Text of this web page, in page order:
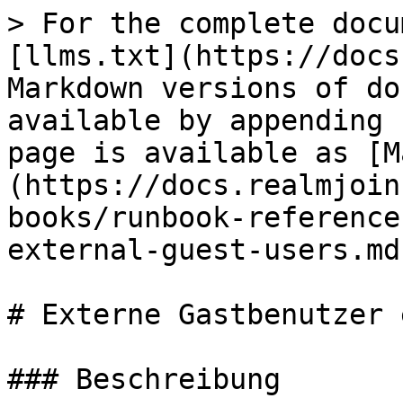
> For the complete
[llms.txt](https://
Markdown versions of
available by
page is available as
(https://
books/runbook-
external-guest-
# Externe Gastbenutzer
### Beschreibung